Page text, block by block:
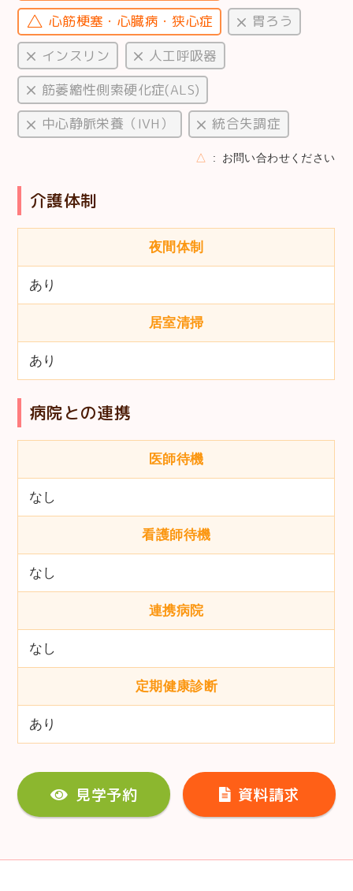
心筋梗塞・心臓病・狭心症
胃ろう
インスリン
人工呼吸器
筋萎縮性側索硬化症(ALS)
中心静脈栄養（IVH）
統合失調症
△ お問い合わせください
介護体制
夜間体制
あり
居室清掃
あり
病院との連携
医師待機
なし
看護師待機
なし
連携病院
なし
定期健康診断
あり
見学予約 資料請求